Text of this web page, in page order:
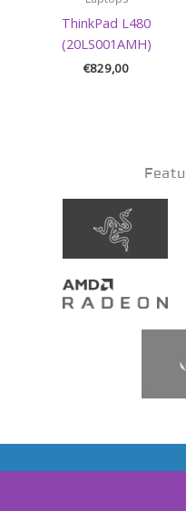
ThinkPad L480
(20LS001AMH)
€829,00